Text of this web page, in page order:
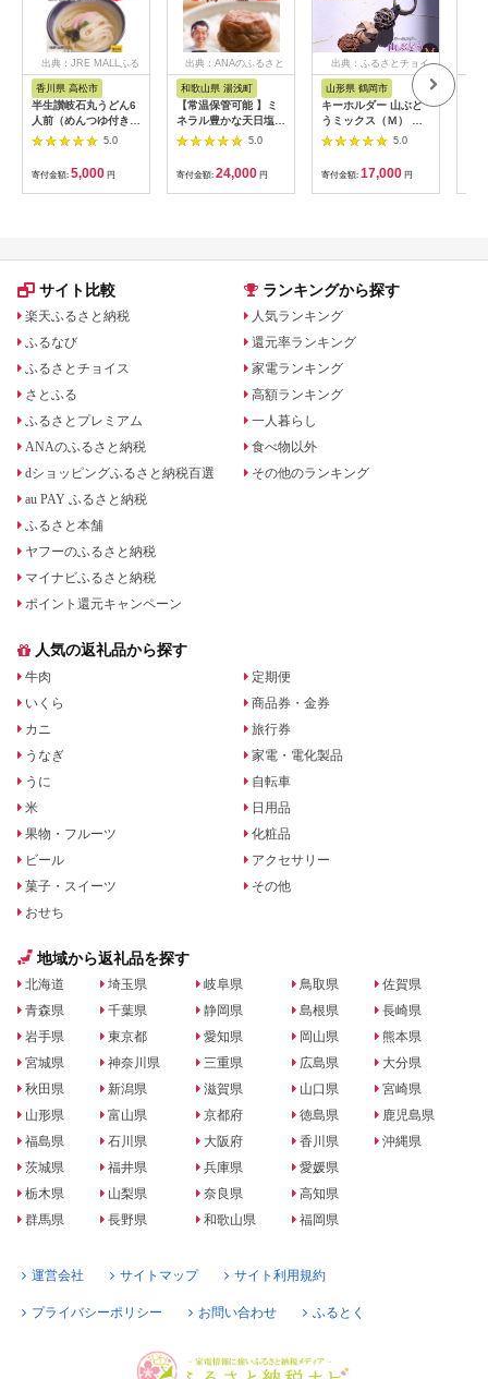
出典：JRE MALLふる
さと納税
香川県 高松市
半生讃岐石丸うどん6
人前（めんつゆ付き）
麺300g×2袋
5.0
寄付金額: 5,000 円
出典：ANAのふるさと
和歌山県 湯浅町
【常温保管可能 】ミ
ネラル豊かな天日塩だ
けで漬けた無添加梅干
し2kg 梅ボーイズ｜
B201_EP6024
5.0
寄付金額: 24,000 円
出典：ふるさとチョイ
山形県 鶴岡市
キーホルダー 山ぶど
うミックス（Ｍ） 山
形県鶴岡市 アトリエ
かおる | 山葡萄 雑貨
キーホルダー ギフト
贈り物 お取り寄せ 返
礼品
5.0
寄付金額: 17,000 円
サイト比較
楽天ふるさと納税
ふるなび
ふるさとチョイス
さとふる
ふるさとプレミアム
ANAのふるさと納税
dショッピングふるさと納税百選
au PAY ふるさと納税
ふるさと本舗
ヤフーのふるさと納税
マイナビふるさと納税
ポイント還元キャンペーン
ランキングから探す
人気ランキング
還元率ランキング
家電ランキング
高額ランキング
一人暮らし
食べ物以外
その他のランキング
人気の返礼品から探す
牛肉
いくら
カニ
うなぎ
うに
米
果物・フルーツ
ビール
菓子・スイーツ
おせち
定期便
商品券・金券
旅行券
家電・電化製品
自転車
日用品
化粧品
アクセサリー
その他
地域から返礼品を探す
北海道
青森県
岩手県
宮城県
秋田県
山形県
福島県
茨城県
栃木県
群馬県
埼玉県
千葉県
東京都
神奈川県
新潟県
富山県
石川県
福井県
山梨県
長野県
岐阜県
静岡県
愛知県
三重県
滋賀県
京都府
大阪府
兵庫県
奈良県
和歌山県
鳥取県
島根県
岡山県
広島県
山口県
徳島県
香川県
愛媛県
高知県
福岡県
佐賀県
長崎県
熊本県
大分県
宮崎県
鹿児島県
沖縄県
運営会社 サイトマップ サイト利用規約
プライバシーポリシー お問い合わせ ふるとく